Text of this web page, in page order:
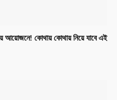
আয়োজনে! কোথায় কোথায় নিয়ে যাবে এই